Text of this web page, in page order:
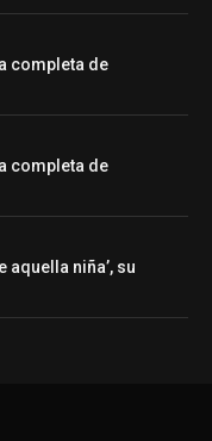
completa de
completa de
aquella niña’, su